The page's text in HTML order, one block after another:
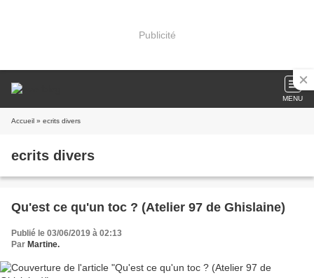
Publicité
MENU
Accueil » ecrits divers
ecrits divers
Qu'est ce qu'un toc ? (Atelier 97 de Ghislaine)
Publié le 03/06/2019 à 02:13
Par Martine.